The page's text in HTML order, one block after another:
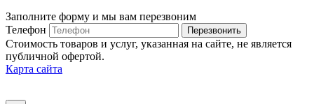
Заполните форму и мы вам перезвоним
Телефон
Перезвонить
Стоимость товаров и услуг, указанная на сайте, не является
публичной офертой.
Карта сайта